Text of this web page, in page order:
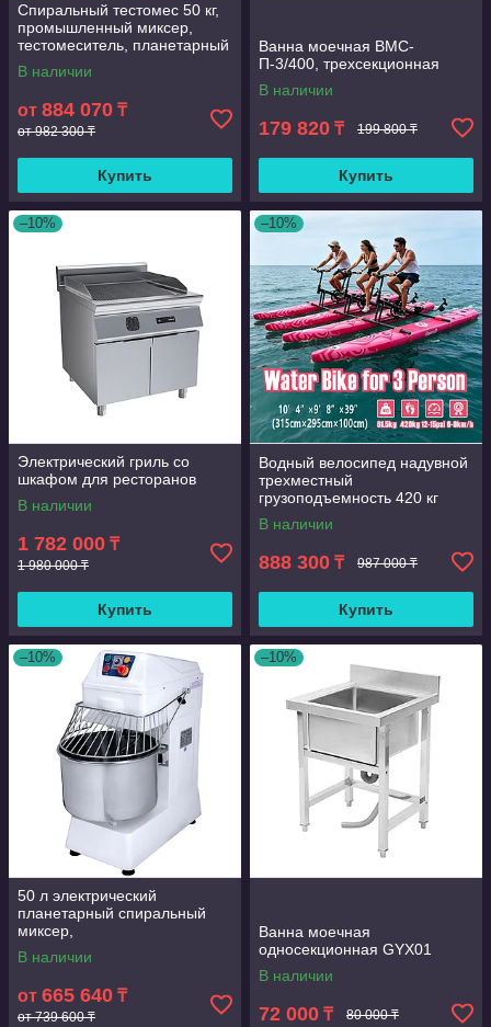
Спиральный тестомес 50 кг,
промышленный миксер,
тестомеситель, планетарный
миксер
В наличии
от 884 070 ₸
от 982 300 ₸
Купить
Ванна моечная ВМС-
П-3/400, трехсекционная
В наличии
179 820 ₸ 199 800 ₸
Купить
–10%
Электрический гриль со
шкафом для ресторанов
В наличии
1 782 000 ₸
1 980 000 ₸
Купить
–10%
Водный велосипед надувной
трехместный
грузоподъемность 420 кг
скорость 6-8 км/ч морской
В наличии
888 300 ₸ 987 000 ₸
Купить
–10%
50 л электрический
планетарный спиральный
миксер,
многофункциональный
миксер для теста и еды для
В наличии
от 665 640 ₸
от 739 600 ₸
–10%
Ванна моечная
односекционная GYX01
В наличии
72 000 ₸ 80 000 ₸